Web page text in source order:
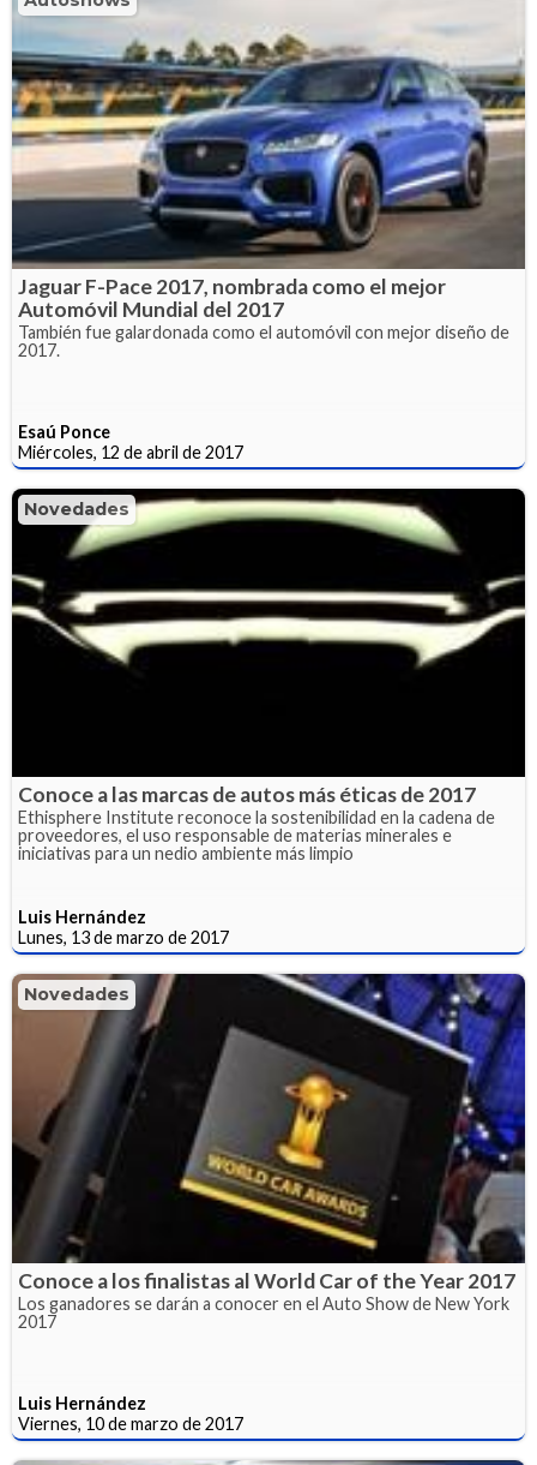
Jaguar F-Pace 2017, nombrada como el mejor
Automóvil Mundial del 2017
También fue galardonada como el automóvil con mejor diseño de
2017.
Esaú Ponce
Miércoles, 12 de abril de 2017
Novedades
Conoce a las marcas de autos más éticas de 2017
Ethisphere Institute reconoce la sostenibilidad en la cadena de
proveedores, el uso responsable de materias minerales e
iniciativas para un nedio ambiente más limpio
Luis Hernández
Lunes, 13 de marzo de 2017
Novedades
Conoce a los finalistas al World Car of the Year 2017
Los ganadores se darán a conocer en el Auto Show de New York
2017
Luis Hernández
Viernes, 10 de marzo de 2017